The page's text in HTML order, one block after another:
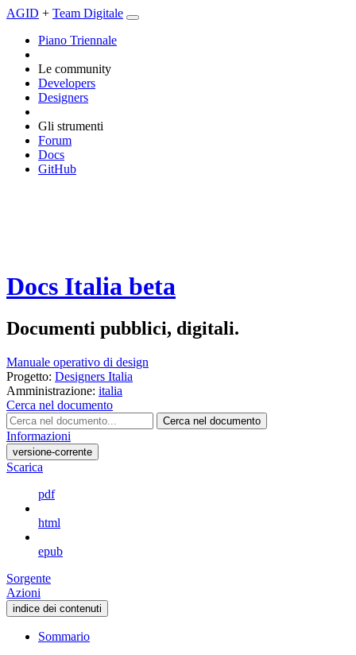
AGID + Team Digitale
Piano Triennale
Le community
Developers
Designers
Gli strumenti
Forum
Docs
GitHub
Docs Italia beta
Documenti pubblici, digitali.
Manuale operativo di design
Progetto: Designers Italia
Amministrazione: italia
Cerca nel documento
Cerca nel documento
Informazioni
versione-corrente
Scarica
pdf
html
epub
Sorgente
Azioni
indice dei contenuti
Sommario